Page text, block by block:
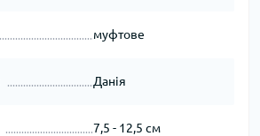
муфтове
Данія
7,5 - 12,5 см